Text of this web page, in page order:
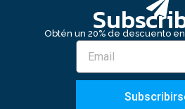
Obtén un 20% de descuento